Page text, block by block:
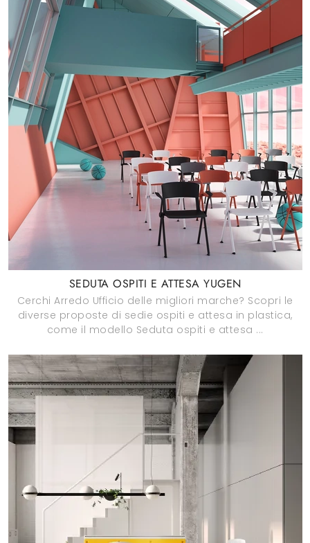
SEDUTA OSPITI E ATTESA YUGEN
Cerchi Arredo Ufficio delle migliori marche? Scopri le
diverse proposte di sedie ospiti e attesa in plastica,
come il modello Seduta ospiti e attesa ...